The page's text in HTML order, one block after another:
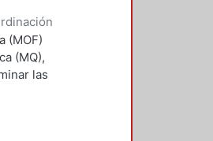
(MOF)
(MQ),
las